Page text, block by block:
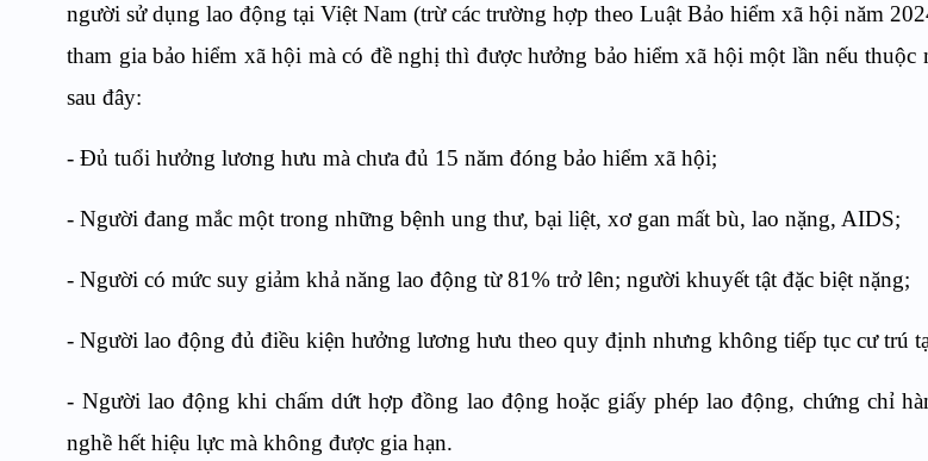
người sử dụng lao động tại Việt Nam (trừ các trường hợp theo Luật Bảo hiểm xã hội năm
tham gia bảo hiểm xã hội mà có đề nghị thì được hưởng bảo hiểm xã hội một lần nếu thuộc
sau đây:
- Đủ tuổi hưởng lương hưu mà chưa đủ 15 năm đóng bảo hiểm xã hội;
- Người đang mắc một trong những bệnh ung thư, bại liệt, xơ gan mất bù, lao nặng, AIDS;
- Người có mức suy giảm khả năng lao động từ 81% trở lên; người khuyết tật đặc biệt nặng;
- Người lao động đủ điều kiện hưởng lương hưu theo quy định nhưng không tiếp tục cư trú
- Người lao động khi chấm dứt hợp đồng lao động hoặc giấy phép lao động, chứng chỉ
nghề hết hiệu lực mà không được gia hạn.